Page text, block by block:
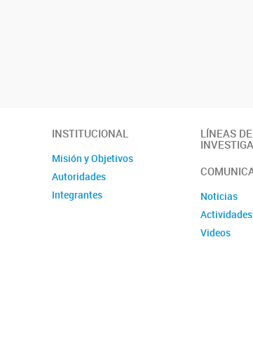
INSTITUCIONAL
Misión y Objetivos
Autoridades
Integrantes
LÍNEAS DE
Noticias
Actividades
Videos